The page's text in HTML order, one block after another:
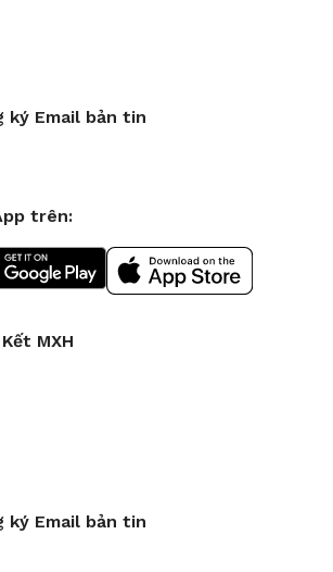
ký Email bản tin
trên:
MXH
ký Email bản tin